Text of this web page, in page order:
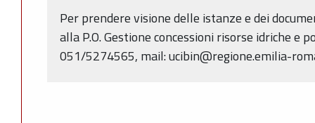
Per prendere visione delle istanze e dei
alla P.O. Gestione concessioni risorse idriche e
051/5274565, mail: ucibin@regione.emilia-